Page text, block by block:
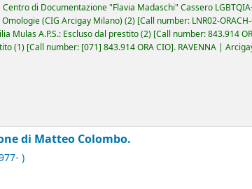
Centro di Documentazione "Flavia Madaschi" Cassero
(CIG Arcigay Milano)(2) Call number: LNR02-
Mulas A.P.S.: Escluso dal prestito(2) Call number:843.914
(1) Call number: [071] 843.914 ORA CIO . RAVENNA |
di Matteo Colombo.
)